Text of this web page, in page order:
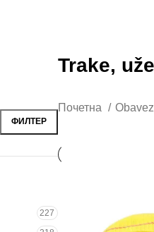
ФИЛТЕР
227
Trake,
Почетна